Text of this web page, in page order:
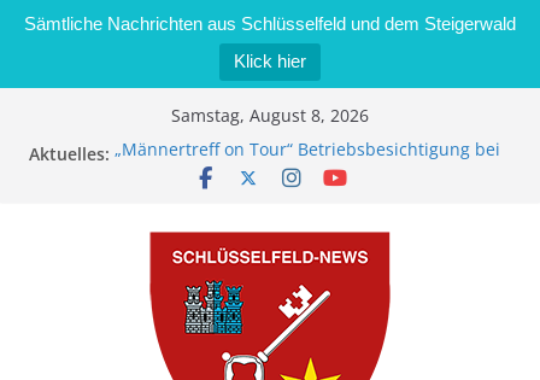
Sämtliche Nachrichten aus Schlüsselfeld und dem Steigerwald
Klick hier
Samstag, August 8, 2026
Aktuelles: „Männertreff on Tour“ Betriebsbesichtigung bei
der Schreinerei Zimmermann GmbH
Kontrolle
Stadt Schlüsselfeld bietet Online-Anmeldung für
Kindergartenplätze an
Dieseldiebstahl im Wert von 600 Euro